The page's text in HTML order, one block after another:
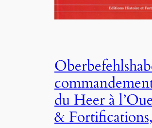
du Heer à
&